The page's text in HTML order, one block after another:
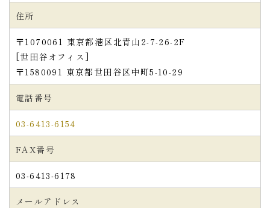
住所
〒1070061 東京都港区北青山2-7-26-2F
[世田谷オフィス]
〒1580091 東京都世田谷区中町5-10-29
電話番号
03-6413-6154
FAX番号
03-6413-6178
メールアドレス